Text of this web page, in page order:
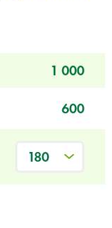
1 000
600
180